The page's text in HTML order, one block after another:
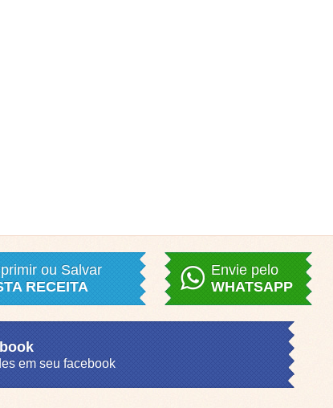
ou Salvar
RECEITA
Envie pelo
WHATSAPP
em seu facebook